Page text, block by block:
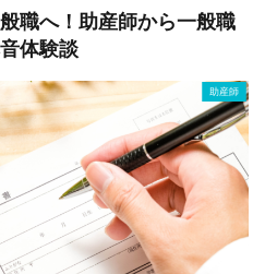
職へ！助産師から一般職
体験談
助産師